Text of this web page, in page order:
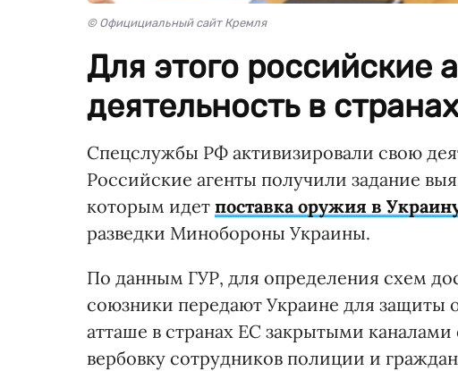
© Официциальный сайт Кремля
Для этого российские
деятельность в
Спецслужбы РФ активизировали свою
Российские агенты получили задание
которым идет поставка оружия в
разведки Минобороны Украины.
По данным ГУР, для определения схем
союзники передают Украине для защиты
атташе в странах ЕС закрытыми каналами
вербовку сотрудников полиции и